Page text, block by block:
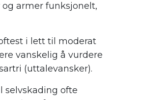
armer funksjonelt,
i lett til moderat
vanskelig å vurdere
(uttalevansker).
selvskading ofte